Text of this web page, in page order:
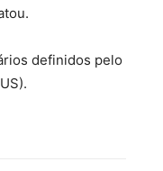
definidos pelo